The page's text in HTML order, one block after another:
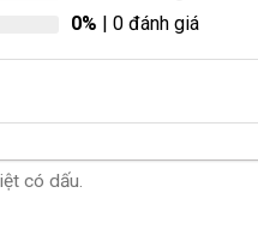
0% | 0 đánh giá